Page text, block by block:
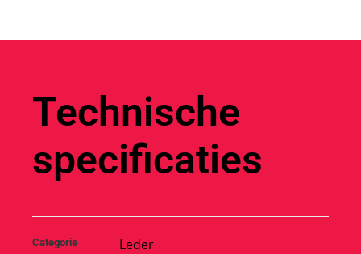
Technische
specificaties
Categorie Leder